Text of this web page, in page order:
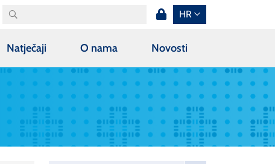
HR
Natječaji O nama Novosti